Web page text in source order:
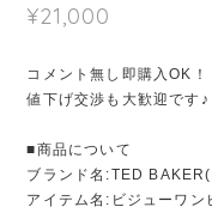
¥21,000
コメント無し即購入OK！
値下げ交渉も大歓迎です♪
■商品について
ブランド名:TED
アイテム名:ビジューワン